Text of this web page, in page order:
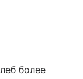
более